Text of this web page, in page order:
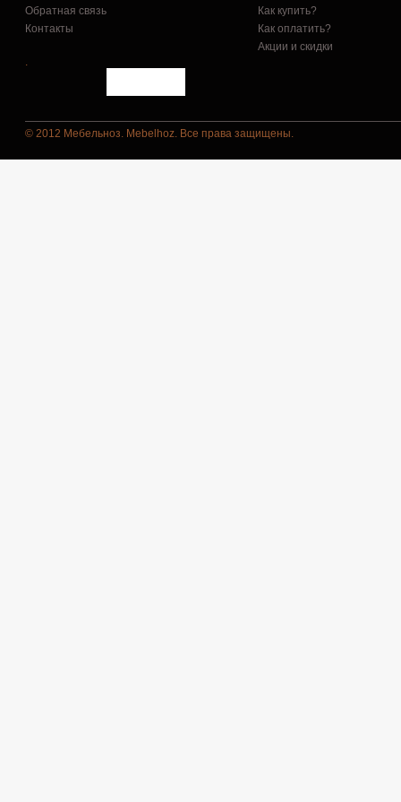
Обратная связь
Контакты
Как купить?
Как оплатить?
Акции и скидки
.
© 2012 Мебельноз. Mebelhoz. Все права защищены.